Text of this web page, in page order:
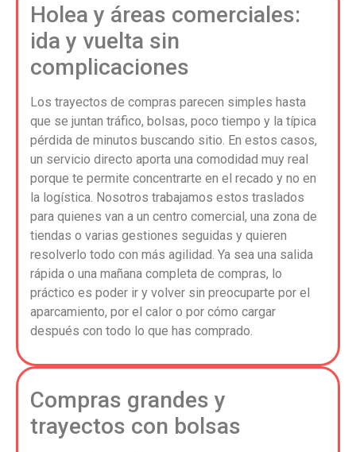
Holea y áreas comerciales:
ida y vuelta sin
complicaciones
Los trayectos de compras parecen simples hasta
que se juntan tráfico, bolsas, poco tiempo y la típica
pérdida de minutos buscando sitio. En estos casos,
un servicio directo aporta una comodidad muy real
porque te permite concentrarte en el recado y no en
la logística. Nosotros trabajamos estos traslados
para quienes van a un centro comercial, una zona de
tiendas o varias gestiones seguidas y quieren
resolverlo todo con más agilidad. Ya sea una salida
rápida o una mañana completa de compras, lo
práctico es poder ir y volver sin preocuparte por el
aparcamiento, por el calor o por cómo cargar
después con todo lo que has comprado.
Compras grandes y
trayectos con bolsas